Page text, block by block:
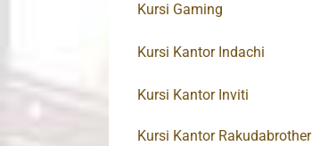
Kursi Gaming
Kursi Kantor Indachi
Kursi Kantor Inviti
Kursi Kantor Rakudabrother